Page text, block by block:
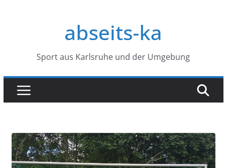
abseits-ka
Sport aus Karlsruhe und der Umgebung